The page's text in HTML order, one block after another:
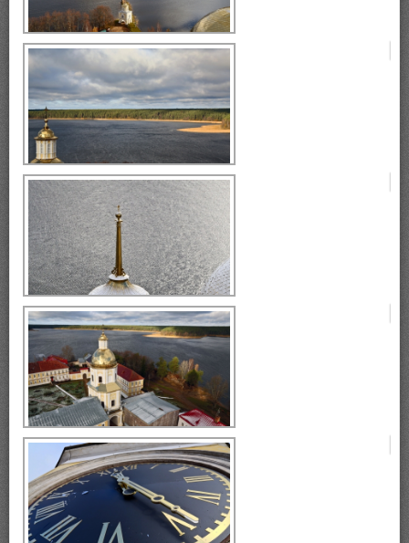
Селигер, монастырь Нилова
Пустынь
Селигер, монастырь Нилова
Пустынь
Селигер, монастырь Нилова
Пустынь
Селигер, монастырь Нилова
Пустынь